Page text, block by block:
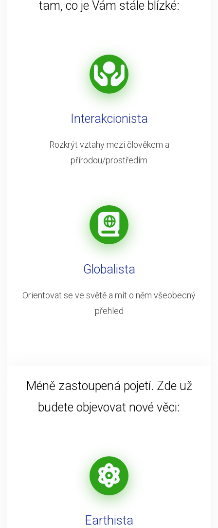
tam, co je Vám stále blízké:
Interakcionista
Rozkrýt vztahy mezi člověkem a
přírodou/prostředím
Globalista
Orientovat se ve světě a mít o něm všeobecný
přehled
Méně zastoupená pojetí. Zde už
budete objevovat nové věci:
Earthista